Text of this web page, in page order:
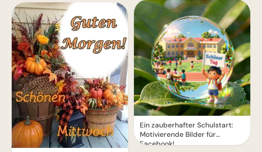
Ein zauberhafter Schulstart:
Motivierende Bilder für
Facebook!